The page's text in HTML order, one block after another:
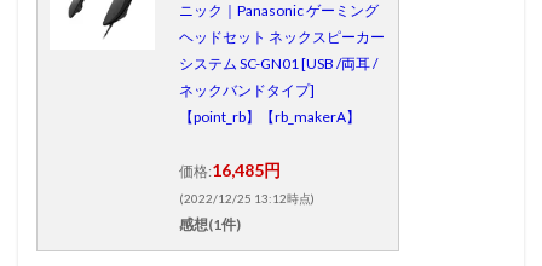
ニック｜Panasonic ゲーミング
ヘッドセット ネックスピーカー
システム SC-GN01 [USB /両耳 /
ネックバンドタイプ]
【point_rb】【rb_makerA】
価格:16,485円
(2022/12/25 13:12時点)
感想(1件)